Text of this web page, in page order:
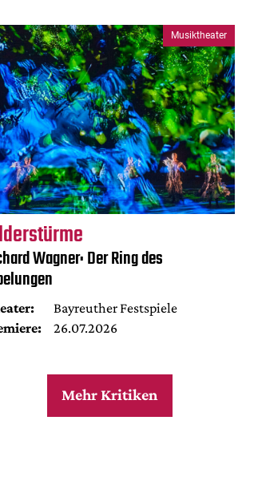
Musiktheater
Wagner: Der Ring des
Bayreuther Festspiele
26.07.2026
Mehr Kritiken